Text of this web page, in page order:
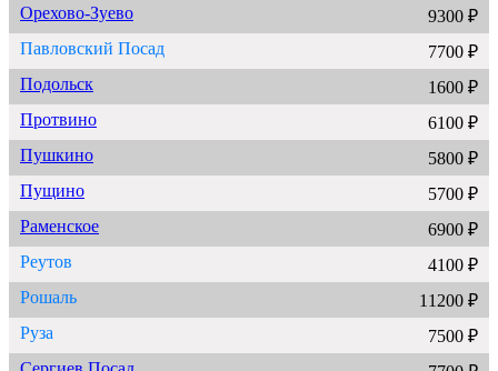
Орехово-Зуево
9300 ₽
Павловский Посад
7700 ₽
Подольск
1600 ₽
Протвино
6100 ₽
Пушкино
5800 ₽
Пущино
5700 ₽
Раменское
6900 ₽
Реутов
4100 ₽
Рошаль
11200 ₽
Руза
7500 ₽